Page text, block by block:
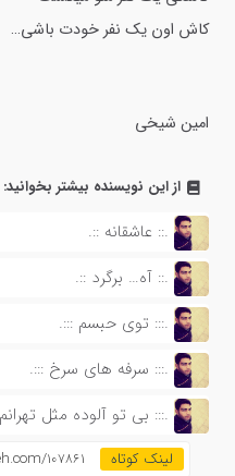
کاش اون یک نفر خودت باشی…
امین شیخی
از این نویسنده بیشتر بخوانید:
.:: عاشقانه ::.
.:: آه… برگرد ::.
.::: توی حبسم :::.
.::: سرفه های سرخ :::.
.::: بی تو آلوده مثل
107861